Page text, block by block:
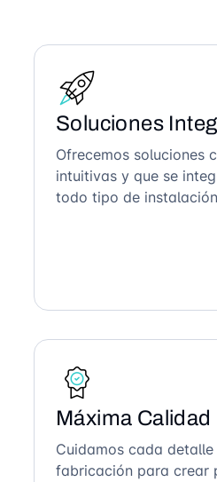
Soluciones
Ofrecemos soluciones
intuitivas y que se
todo tipo de
Máxima Calidad
Cuidamos cada
fabricación para crear